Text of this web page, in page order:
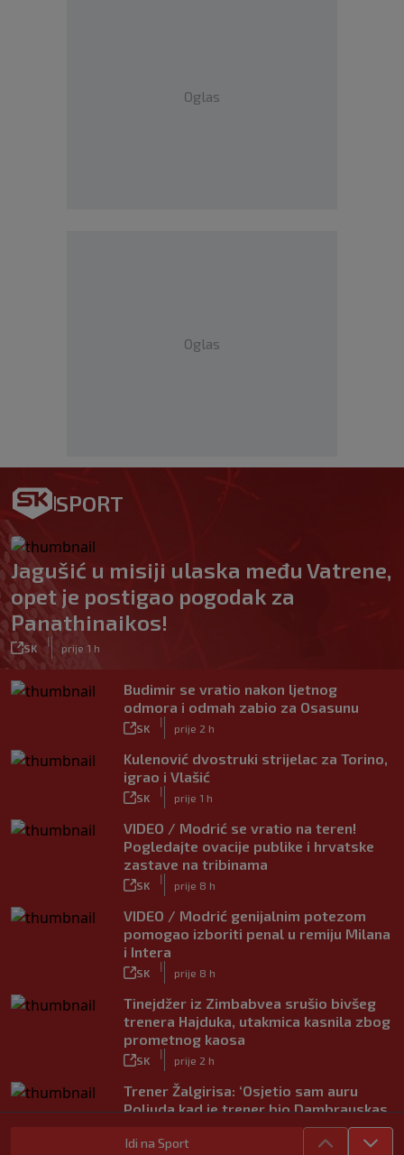
Oglas
Oglas
SPORT
Jagušić u misiji ulaska među Vatrene,
opet je postigao pogodak za
Panathinaikos!
SK
|
prije 1 h
Budimir se vratio nakon ljetnog
odmora i odmah zabio za Osasunu
SK
|
prije 2 h
Kulenović dvostruki strijelac za Torino,
igrao i Vlašić
SK
|
prije 1 h
VIDEO / Modrić se vratio na teren!
Pogledajte ovacije publike i hrvatske
zastave na tribinama
SK
|
prije 8 h
VIDEO / Modrić genijalnim potezom
pomogao izboriti penal u remiju Milana
i Intera
SK
|
prije 8 h
Tinejdžer iz Zimbabvea srušio bivšeg
trenera Hajduka, utakmica kasnila zbog
prometnog kaosa
SK
|
prije 2 h
Trener Žalgirisa: ‘Osjetio sam auru
Poljuda kad je trener bio Dambrauskas.
Hajduk danas igra nestabilno’
SK
|
prije 4 h
Idi na Sport